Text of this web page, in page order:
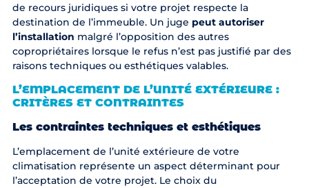
de recours juridiques si votre projet respecte la
destination de l’immeuble. Un juge peut autoriser
l’installation malgré l’opposition des autres
copropriétaires lorsque le refus n’est pas justifié par des
raisons techniques ou esthétiques valables.
L’EMPLACEMENT DE L’UNITÉ EXTÉRIEURE :
CRITÈRES ET CONTRAINTES
Les contraintes techniques et esthétiques
L’emplacement de l’unité extérieure de votre
climatisation représente un aspect déterminant pour
l’acceptation de votre projet. Le choix du